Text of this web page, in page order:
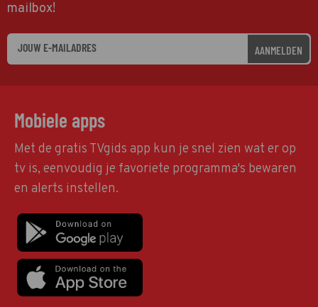
mailbox!
AANMELDEN
Mobiele apps
Met de gratis TVgids app kun je snel zien wat er op
tv is, eenvoudig je favoriete programma's bewaren
en alerts instellen.